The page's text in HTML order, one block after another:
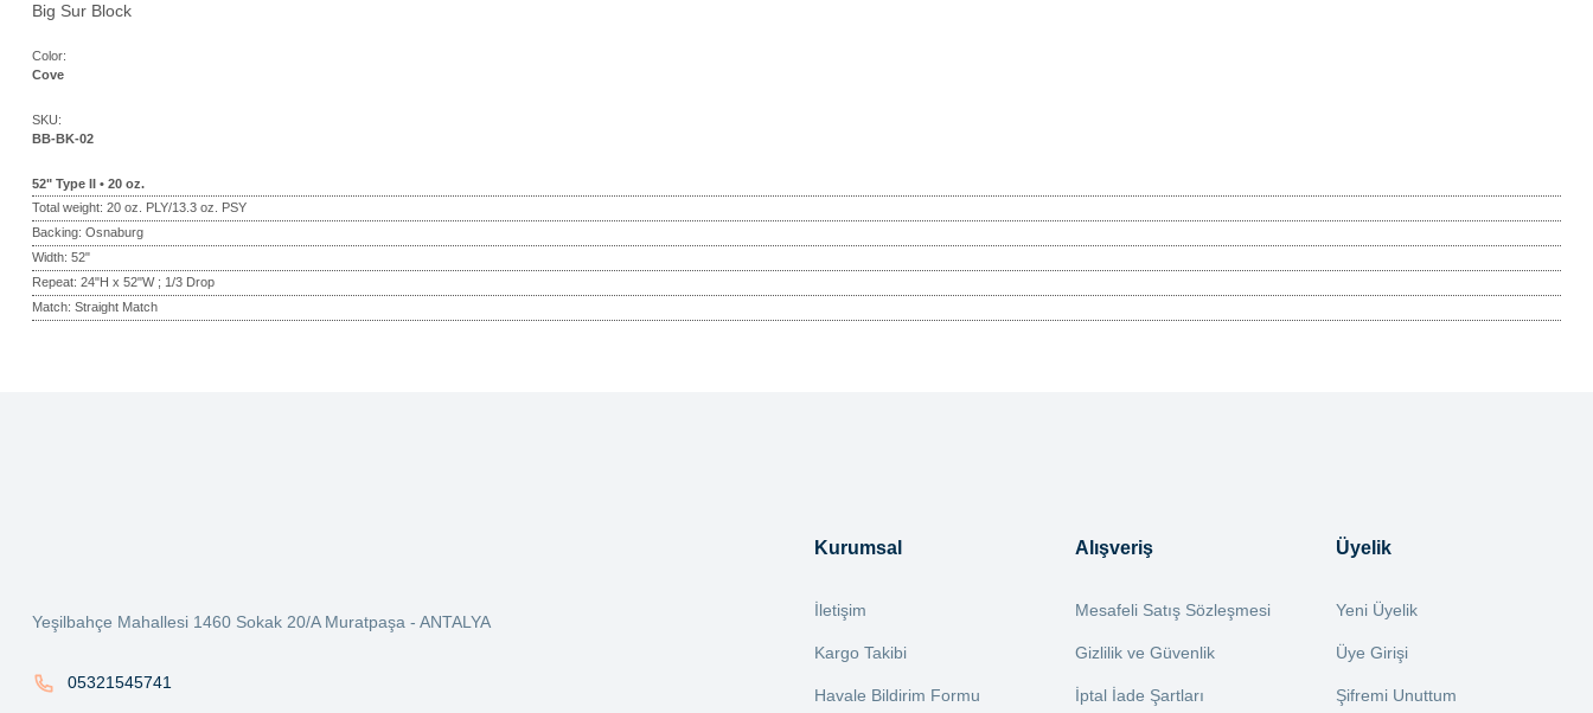
Big Sur Block
Color:
Cove
SKU:
BB-BK-02
52" Type II • 20 oz.
Total weight: 20 oz. PLY/13.3 oz. PSY
Backing: Osnaburg
Width: 52"
Repeat: 24"H x 52"W ; 1/3 Drop
Match: Straight Match
Bu ürüne benzer farklı alternatifler olmalı.
Yeşilbahçe Mahallesi 1460 Sokak 20/A Muratpaşa - ANTALYA
05321545741
Kurumsal
İletişim
Kargo Takibi
Havale Bildirim Formu
Alışveriş
Mesafeli Satış Sözleşmesi
Gizlilik ve Güvenlik
İptal İade Şartları
Üyelik
Yeni Üyelik
Üye Girişi
Şifremi Unuttum